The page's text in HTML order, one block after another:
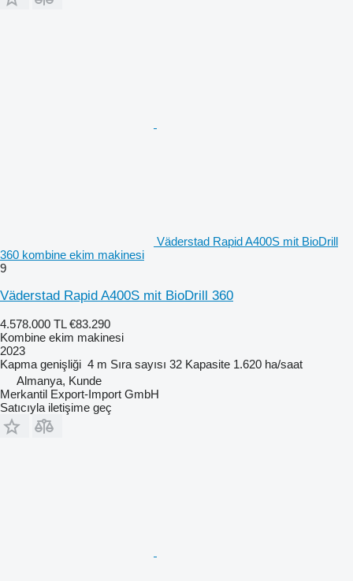
Väderstad Rapid A400S mit BioDrill
360 kombine ekim makinesi
9
Väderstad Rapid A400S mit BioDrill 360
4.578.000 TL €83.290
Kombine ekim makinesi
2023
Kapma genişliği 4 m Sıra sayısı 32 Kapasite 1.620 ha/saat
Almanya, Kunde
Merkantil Export-Import GmbH
Satıcıyla iletişime geç